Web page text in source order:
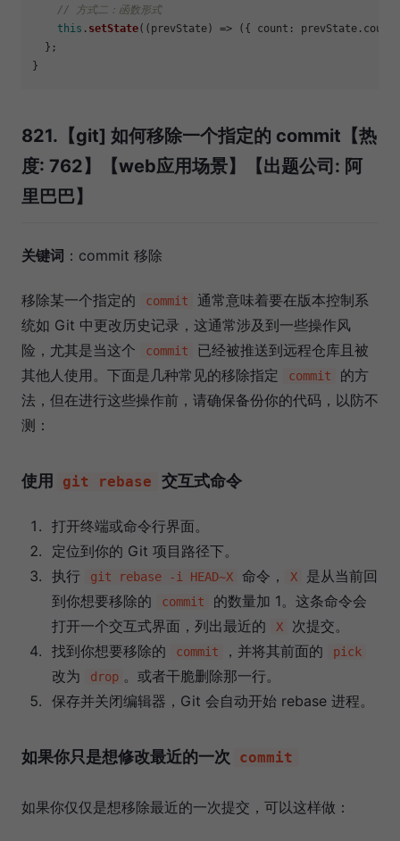
// 方式二：函数形式
this . setState( ( prevState) => ({ count : prevState. count
  };
821.【git] 如何移除一个指定的 commit【热
度: 762】【web应用场景】【出题公司: 阿
里巴巴】
关键词 ：commit 移除
移除某一个指定的 commit
通常意味着要在版本控制系
统如 Git 中更改历史记录，这通常涉及到一些操作风
险，尤其是当这个
commit
已经被推送到远程仓库且被
其他人使用。下面是几种常见的移除指定
commit
的方
法，但在进行这些操作前，请确保备份你的代码，以防不
测：
使用 git rebase 交互式命令
打开终端或命令行界面。
定位到你的 Git 项目路径下。
执行
git rebase -i HEAD~X 命令， X
是从当前回
到你想要移除的
commit
的数量加 1。这条命令会
打开一个交互式界面，列出最近的
X
次提交。
找到你想要移除的
commit ，并将其前面的 pick
改为 drop 。或者干脆删除那一行。
保存并关闭编辑器，Git 会自动开始 rebase 进程。
如果你只是想修改最近的一次 commit
如果你仅仅是想移除最近的一次提交，可以这样做：